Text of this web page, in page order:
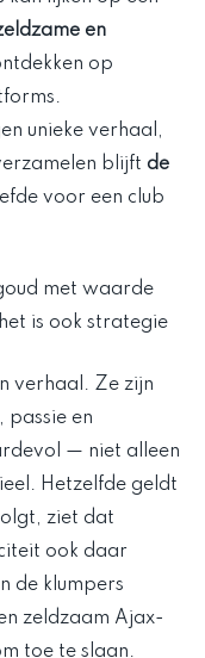
en
op
unieke verhaal,
blijft de
voor een club
met waarde
is ook strategie
verhaal. Ze zijn
passie en
— niet alleen
Hetzelfde geldt
ziet dat
ook daar
de klumpers
zeldzaam Ajax-
toe te slaan.